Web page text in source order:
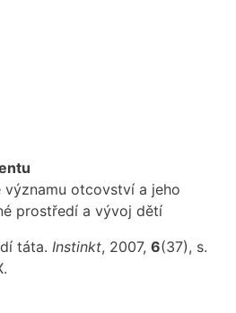
otcovství a jeho
prostředí a vývoj dětí
táta. Instinkt, 2007, 6(37), s.